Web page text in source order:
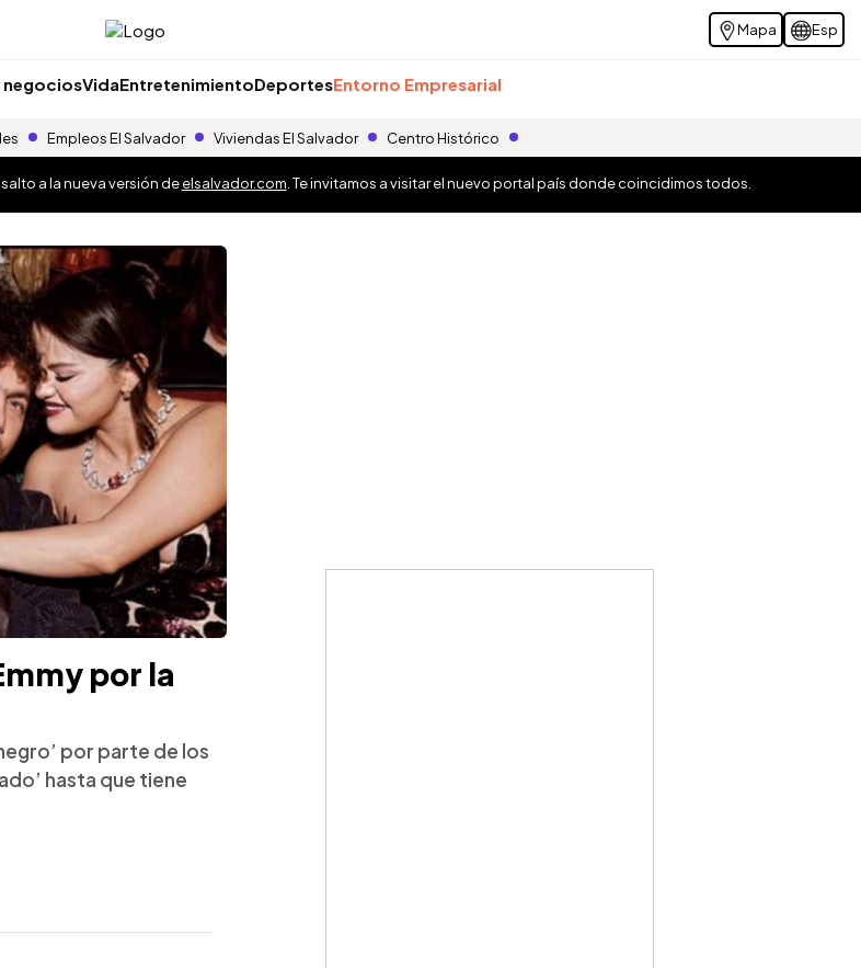
Mapa Esp
negociosVidaEntretenimientoDeportesEntorno Empresarial
Empleos El Salvador Viviendas El Salvador Centro Histórico
a la nueva versión deelsalvador.com . Te invitamos a visitar el nuevo portal país donde coincidimos todos.
por la
por parte de los
hasta que tiene